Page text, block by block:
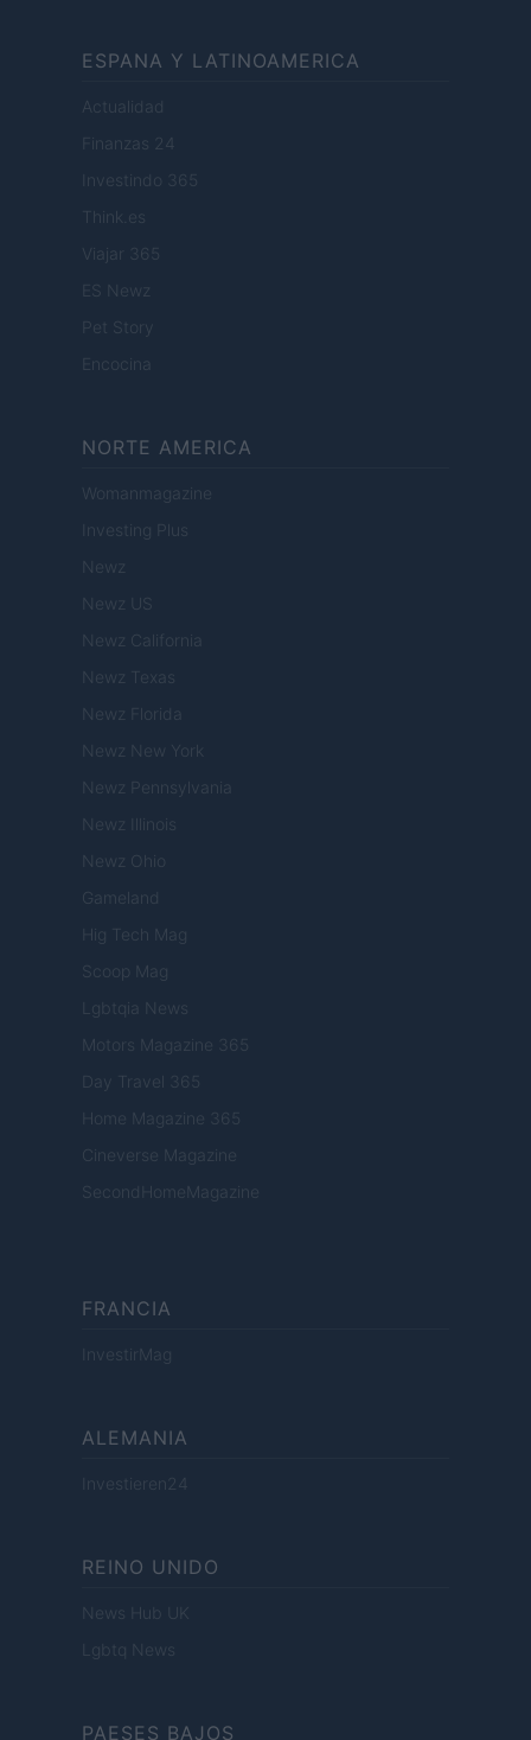
ESPANA Y LATINOAMERICA
Actualidad
Finanzas 24
Investindo 365
Think.es
Viajar 365
ES Newz
Pet Story
Encocina
NORTE AMERICA
Womanmagazine
Investing Plus
Newz
Newz US
Newz California
Newz Texas
Newz Florida
Newz New York
Newz Pennsylvania
Newz Illinois
Newz Ohio
Gameland
Hig Tech Mag
Scoop Mag
Lgbtqia News
Motors Magazine 365
Day Travel 365
Home Magazine 365
Cineverse Magazine
SecondHomeMagazine
FRANCIA
InvestirMag
ALEMANIA
Investieren24
REINO UNIDO
News Hub UK
Lgbtq News
PAESES BAJOS